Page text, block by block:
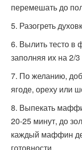
перемешать до
Разогреть
Вылить тесто
заполняя их на 2/
По желанию,
ягоде, ореху или
Выпекать
20-25 минут, до
каждый маффин